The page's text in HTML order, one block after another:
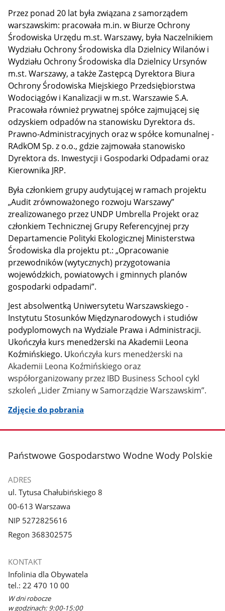
Przez ponad 20 lat była związana z samorządem
warszawskim: pracowała m.in. w Biurze Ochrony
Środowiska Urzędu m.st. Warszawy, była Naczelnikiem
Wydziału Ochrony Środowiska dla Dzielnicy Wilanów i
Wydziału Ochrony Środowiska dla Dzielnicy Ursynów
m.st. Warszawy, a także Zastępcą Dyrektora Biura
Ochrony Środowiska Miejskiego Przedsiębiorstwa
Wodociągów i Kanalizacji w m.st. Warszawie S.A.
Pracowała również prywatnej spółce zajmującej się
odzyskiem odpadów na stanowisku Dyrektora ds.
Prawno-Administracyjnych oraz w spółce komunalnej -
RAdkOM Sp. z o.o., gdzie zajmowała stanowisko
Dyrektora ds. Inwestycji i Gospodarki Odpadami oraz
Kierownika JRP.
Była członkiem grupy audytującej w ramach projektu
„Audit zrównoważonego rozwoju Warszawy”
zrealizowanego przez UNDP Umbrella Projekt oraz
członkiem Technicznej Grupy Referencyjnej przy
Departamencie Polityki Ekologicznej Ministerstwa
Środowiska dla projektu pt.: „Opracowanie
przewodników (wytycznych) przygotowania
wojewódzkich, powiatowych i gminnych planów
gospodarki odpadami”.
Jest absolwentką Uniwersytetu Warszawskiego -
Instytutu Stosunków Międzynarodowych i studiów
podyplomowych na Wydziale Prawa i Administracji.
Ukończyła kurs menedżerski na Akademii Leona
Koźmińskiego. Ukończyła kurs menedżerski na
Akademii Leona Koźmińskiego oraz
współorganizowany przez IBD Business School cykl
szkoleń „Lider Zmiany w Samorządzie Warszawskim”.
Zdjęcie do pobrania
stopka
Państwowe Gospodarstwo Wodne Wody Polskie
ADRES
ul. Tytusa Chałubińskiego 8
00-613 Warszawa
NIP 5272825616
Regon 368302575
KONTAKT
Infolinia dla Obywatela
tel.: 22 470 10 00
W dni robocze
w godzinach: 9:00-15:00